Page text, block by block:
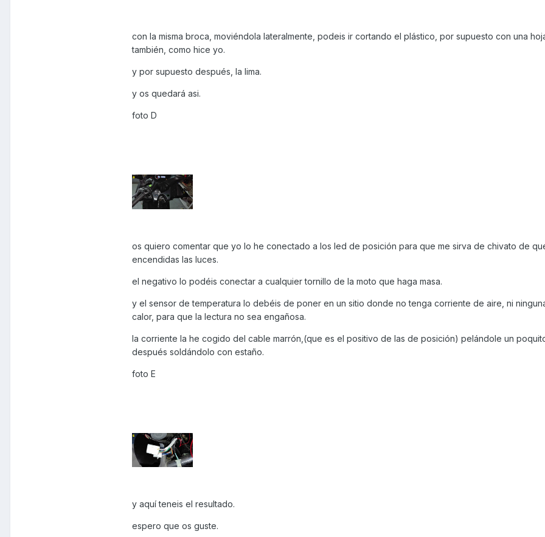
con la misma broca, moviéndola lateralmente, podeis ir cortando el plástico, por supuesto con una
también, como hice yo.
y por supuesto después, la lima.
y os quedará asi.
foto D
os quiero comentar que yo lo he conectado a los led de posición para que me sirva de chivato de
encendidas las luces.
el negativo lo podéis conectar a cualquier tornillo de la moto que haga masa.
y el sensor de temperatura lo debéis de poner en un sitio donde no tenga corriente de aire, ni
calor, para que la lectura no sea engañosa.
la corriente la he cogido del cable marrón,(que es el positivo de las de posición) pelándole un
después soldándolo con estaño.
foto E
y aquí teneis el resultado.
espero que os guste.